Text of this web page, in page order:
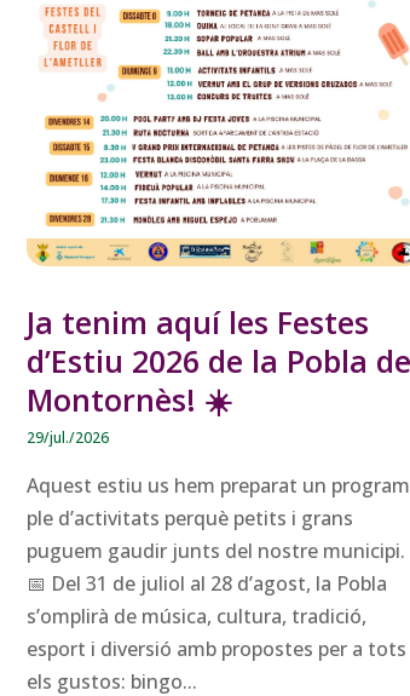
Ja tenim aquí les Festes
d’Estiu 2026 de la Pobla de
Montornès! ☀️
29/jul./2026
Aquest estiu us hem preparat un
ple d’activitats perquè petits i grans
puguem gaudir junts del nostre municipi.
📅 Del 31 de juliol al 28 d’agost, la Pobla
s’omplirà de música, cultura, tradició,
esport i diversió amb propostes per a tots
els gustos: bingo...